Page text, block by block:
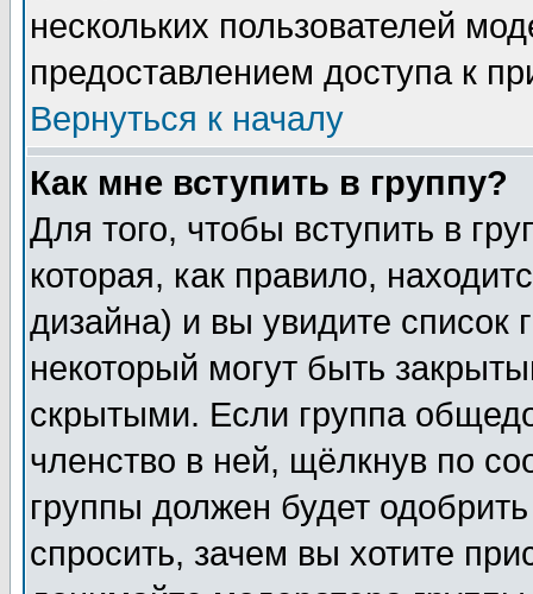
нескольких пользователей
предоставлением доступа к
Вернуться к началу
Как мне вступить в группу?
Для того, чтобы вступить в
которая, как правило,
дизайна) и вы увидите список
некоторый могут быть
скрытыми. Если группа
членство в ней, щёлкнув по
группы должен будет
спросить, зачем вы хотите